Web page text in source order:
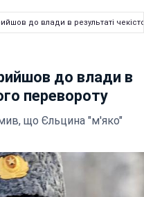
до влади в результаті
до влади в
перевороту
що Єльцина "м'яко"